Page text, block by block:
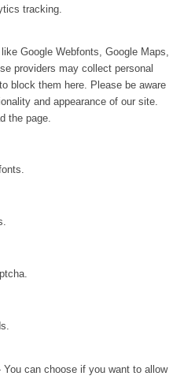
tracking.
Google Webfonts, Google Maps,
providers may collect personal
block them here. Please be aware
and appearance of our site.
the page.
can choose if you want to allow